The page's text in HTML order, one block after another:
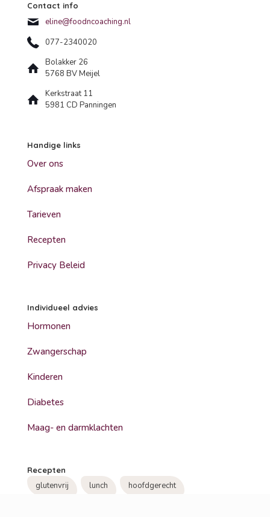
Contact info
eline@foodncoaching.nl
077-2340020
Bolakker 26
5768 BV Meijel
Kerkstraat 11
5981 CD Panningen
Handige links
Over ons
Afspraak maken
Tarieven
Recepten
Privacy Beleid
Individueel advies
Hormonen
Zwangerschap
Kinderen
Diabetes
Maag- en darmklachten
Recepten
glutenvrij lunch hoofdgerecht